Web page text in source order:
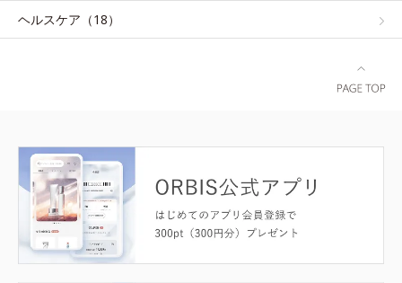
ヘルスケア（18）